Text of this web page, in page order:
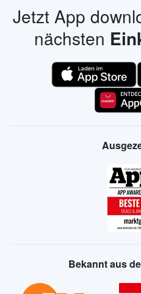
Jetzt App
nächsten
Bekannt aus